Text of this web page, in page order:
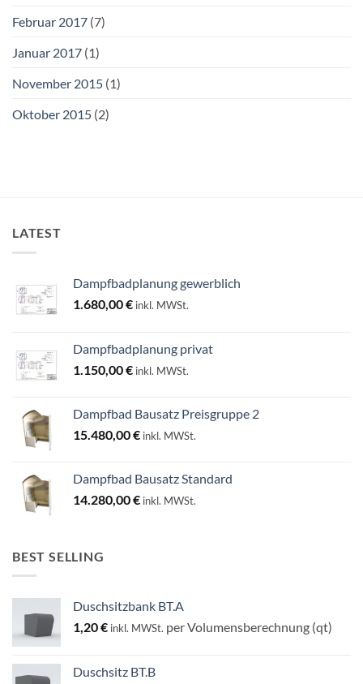
Februar 2017 (7)
Januar 2017 (1)
November 2015 (1)
Oktober 2015 (2)
LATEST
Dampfbadplanung gewerblich
1.680,00€ inkl. MWSt.
Dampfbadplanung privat
1.150,00€ inkl. MWSt.
Dampfbad Bausatz Preisgruppe 2
15.480,00€ inkl. MWSt.
Dampfbad Bausatz Standard
14.280,00€ inkl. MWSt.
BEST SELLING
Duschsitzbank BT.A
1,20€ inkl. MWSt. per Volumensberechnung (qt)
Duschsitz BT.B